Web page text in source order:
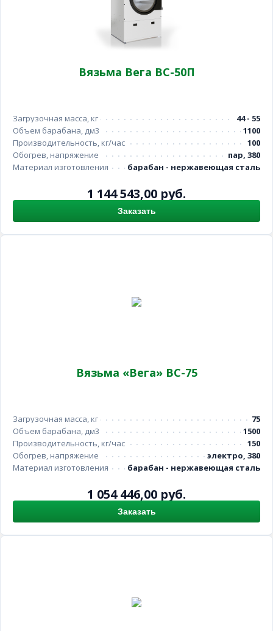
Вязьма Вега ВС-50П
Загрузочная масса, кг
44 - 55
Объем барабана, дм3
1100
Производительность, кг/час
100
Обогрев, напряжение
пар, 380
Материал изготовления
барабан - нержавеющая сталь
1 144 543,00 руб.
Заказать
Вязьма «Вега» ВС-75
Загрузочная масса, кг
75
Объем барабана, дм3
1500
Производительность, кг/час
150
Обогрев, напряжение
электро, 380
Материал изготовления
барабан - нержавеющая сталь
1 054 446,00 руб.
Заказать